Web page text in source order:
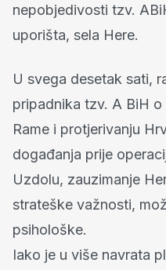
nepobjedivosti tzv.
uporišta, sela Here.
U svega desetak sati,
pripadnika tzv. A BiH
Rame i protjerivanju
događanja prije
Uzdolu, zauzimanje
strateške važnosti,
psihološke.
Iako je u više navrata